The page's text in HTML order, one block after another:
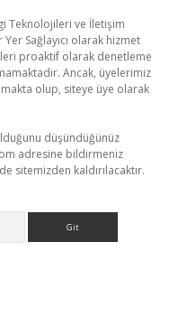
Teknolojileri ve İletişim
Sağlayıcı olarak hizmet
proaktif olarak denetleme
Ancak, üyelerimiz
olup, siteye üye olarak
düşündüğünüz
adresine bildirmeniz
sitemizden kaldırılacaktır.